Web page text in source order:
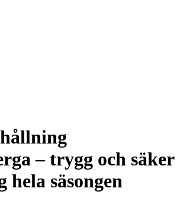
– trygg och säker
hela säsongen